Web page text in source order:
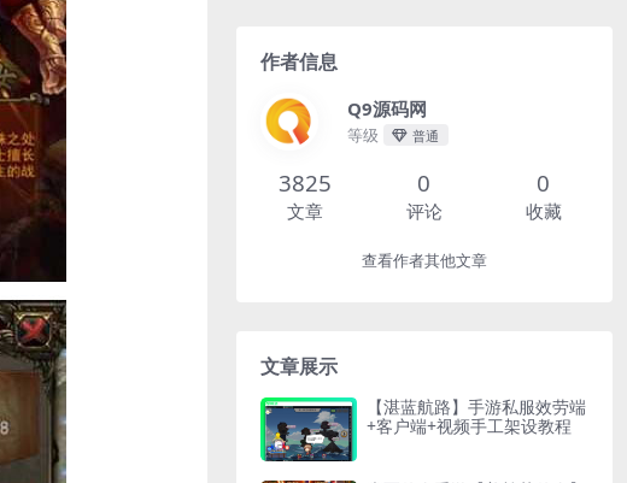
作者信息
Q9源码网
等级 普通
3825
文章
0
评论
0
收藏
查看作者其他文章
文章展示
【湛蓝航路】手游私服效劳端
+客户端+视频手工架设教程